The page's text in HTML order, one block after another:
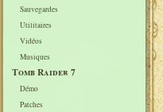
Sauvegardes
Utilitaires
Vidéos
Musiques
Tomb Raider 7
Démo
Patches